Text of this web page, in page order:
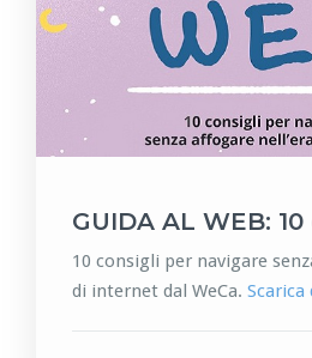
GUIDA AL WEB:
10 consigli per navigare
di internet dal WeCa. Scarica